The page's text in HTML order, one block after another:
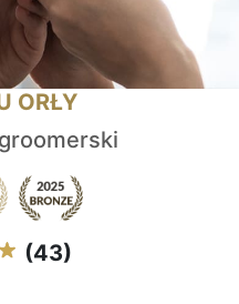
ORŁY
(43)